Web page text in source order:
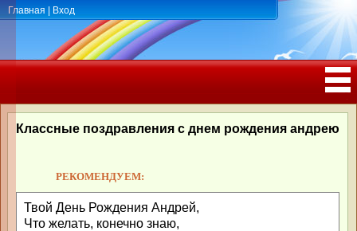
Главная Вход
РОЖДЕНИЯ, ЮБИЛЕЕМ
Классные поздравления с днем рождения андрею
РЕКОМЕНДУЕМ:
Твой День Рождения Андрей,
Что желать, конечно знаю,